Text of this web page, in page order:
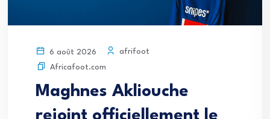
6 août 2026
afrifoot
Africafoot.com
Maghnes Akliouche